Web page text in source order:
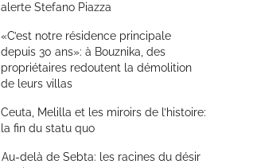
alerte Stefano Piazza
«C’est notre résidence principale
depuis 30 ans»: à Bouznika, des
propriétaires redoutent la démolition
de leurs villas
Ceuta, Melilla et les miroirs de l’histoire:
la fin du statu quo
Au-delà de Sebta: les racines du désir